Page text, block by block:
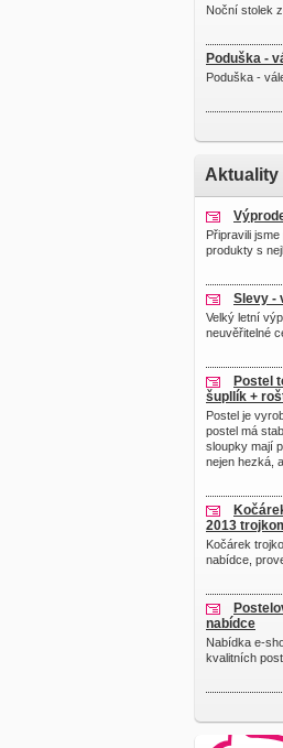
Noční stolek
Poduška -
Poduška -
Aktuality
Připravili
produkty s
Slevy -
Velký letní
neuvěřitelné
Postel
šupllík +
Postel je
postel má
sloupky mají
nejen hezká,
2013
Kočárek
nabídce,
nabídce
Nabídka e-
kvalitních